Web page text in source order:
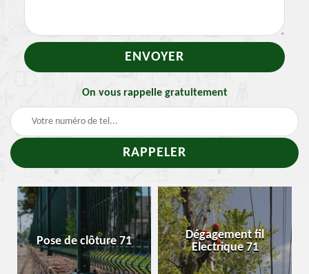
On vous rappelle gratuitement
Pose de clôture 71
Dégagement fil
Electrique 71